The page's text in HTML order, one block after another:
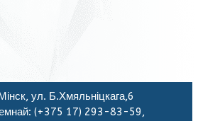
ул. Б.Хмяльніцкага,6
(+375 17) 293-83-59,